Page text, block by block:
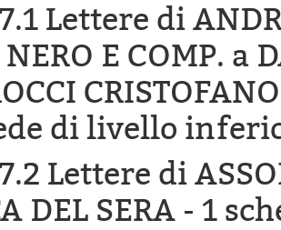
Lettere di
NERO E COMP. a
di livello
Lettere di
DEL SERA - 1